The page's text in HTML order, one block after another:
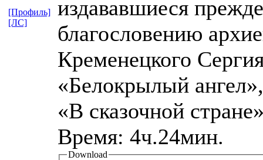
издававшиеся
благословению
Кременецкого
«Белокрылый
«В сказочной
Bpeмя: 4ч.24мин.
Download
[Профиль]
[ЛС]